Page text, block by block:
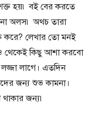
হয়৷ বই বের করতে
অলস৷ অথচ তারা
করে? লেখার তো মনই
থেকেই কিছু আশা করবো
লজ্জা লাগে। এতদিন
জন্য শুভ কামনা।
জন্য৷